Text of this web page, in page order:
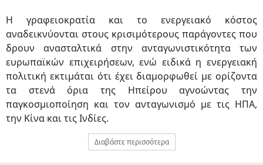
Η γραφειοκρατία και το ενεργειακό κόστος
αναδεικνύονται στους κρισιμότερους παράγοντες που
δρουν ανασταλτικά στην ανταγωνιστικότητα των
ευρωπαϊκών επιχειρήσεων, ενώ ειδικά η ενεργειακή
πολιτική εκτιμάται ότι έχει διαμορφωθεί με ορίζοντα
τα στενά όρια της Ηπείρου αγνοώντας την
παγκοσμιοποίηση και τον ανταγωνισμό με τις ΗΠΑ,
την Κίνα και τις Ινδίες.
Διαβάστε περισσότερα